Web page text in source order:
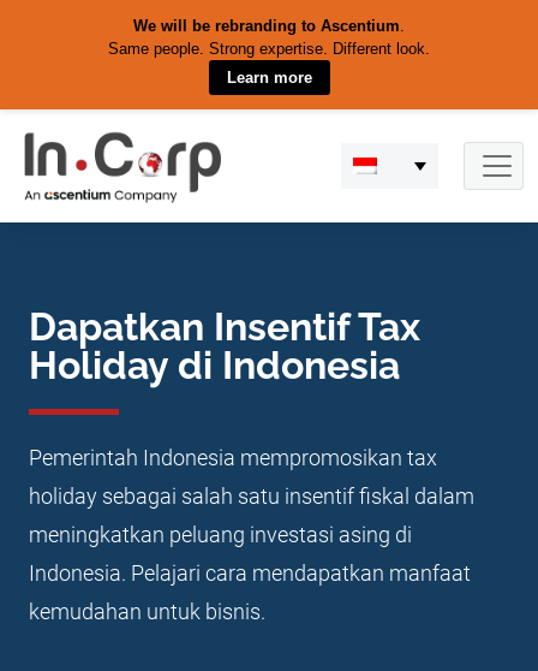
We will be rebranding to Ascentium.
Same people. Strong expertise. Different look.
Learn more
content
Dapatkan Insentif Tax
Holiday di Indonesia
Pemerintah Indonesia mempromosikan tax
holiday sebagai salah satu insentif fiskal dalam
meningkatkan peluang investasi asing di
Indonesia. Pelajari cara mendapatkan manfaat
kemudahan untuk bisnis.